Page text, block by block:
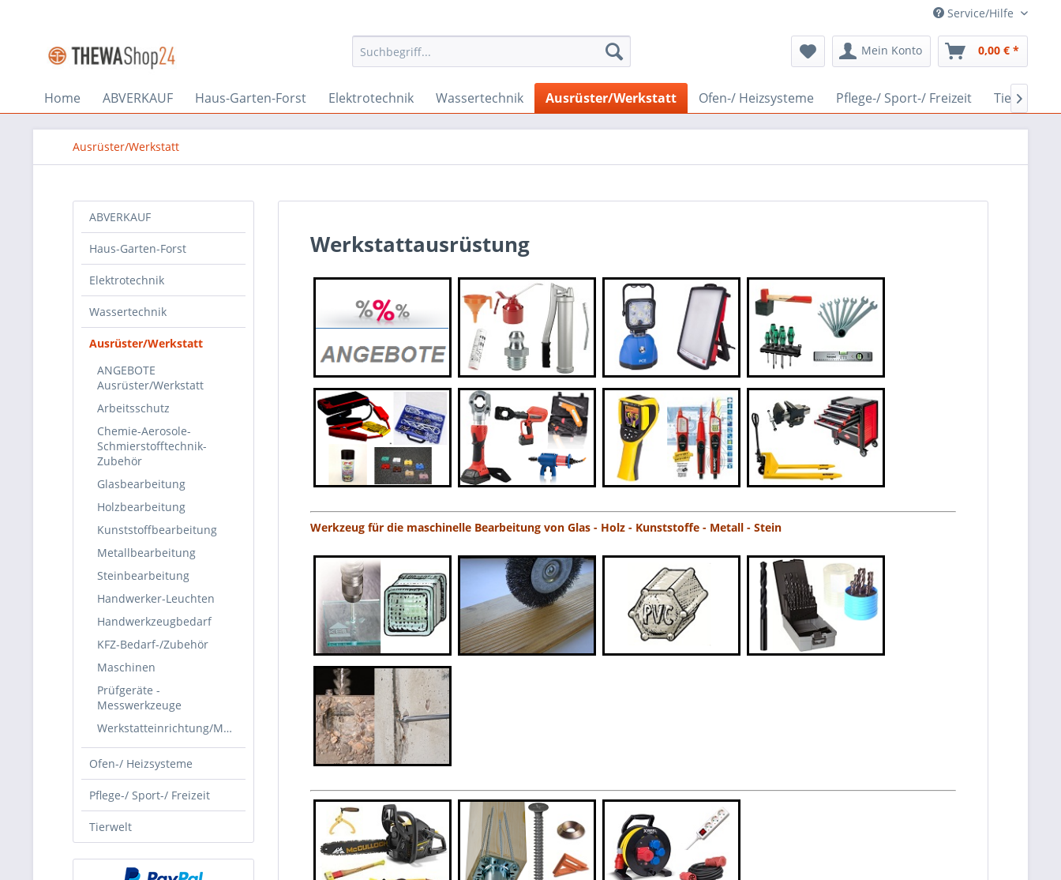
Service/Hilfe
Mein Konto 0,00 € *
Home ABVERKAUF Haus-Garten-Forst Elektrotechnik Wassertechnik Ausrüster/Werkstatt Ofen-/ Heizsysteme Pflege-/ Sport-/ Freizeit Tierwelt

Ausrüster/Werkstatt
ABVERKAUF
Haus-Garten-Forst
Elektrotechnik
Wassertechnik
Ausrüster/Werkstatt
ANGEBOTE
Ausrüster/Werkstatt
Arbeitsschutz
Chemie-Aerosole-
Schmierstofftechnik-
Zubehör
Glasbearbeitung
Holzbearbeitung
Kunststoffbearbeitung
Metallbearbeitung
Steinbearbeitung
Handwerker-Leuchten
Handwerkzeugbedarf
KFZ-Bedarf-/Zubehör
Maschinen
Prüfgeräte -
Messwerkzeuge
Werkstatteinrichtung/Möbel
Ofen-/ Heizsysteme
Pflege-/ Sport-/ Freizeit
Tierwelt
Werkstattausrüstung
Werkzeug für die maschinelle Bearbeitung von Glas - Holz - Kunststoffe - Metall - Stein